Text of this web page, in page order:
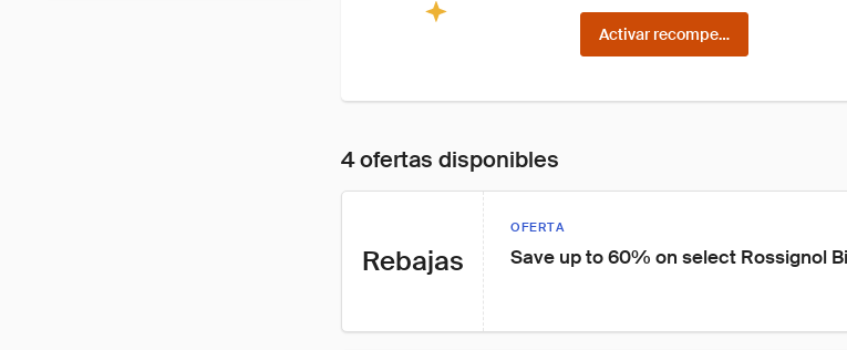
Activar recompensas
4 ofertas disponibles
Rebajas
OFERTA
Save up to 60% on select Rossignol